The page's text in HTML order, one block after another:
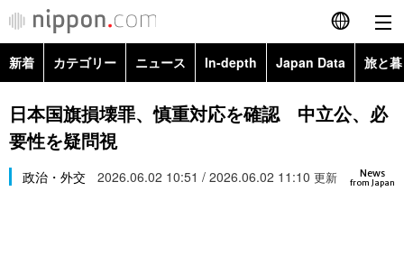
English
简体字
カテゴリー
新着 カテゴリー ニュース In-depth Japan Data 旅と
政治・外交
経済・ビジネス
Topics
日本国旗損壊罪、慎重対応を確認 中立公、必
要性を疑問視
News
from Japan
政治・外交 2026.06.02 10:51 / 2026.06.02 11:10 更新